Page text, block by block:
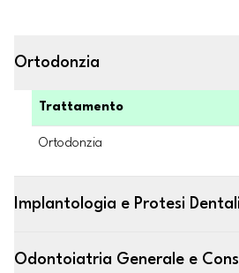
Ortodonzia
Trattamento
Ortodonzia
Implantologia e Protesi Dentali
Odontoiatria Generale e